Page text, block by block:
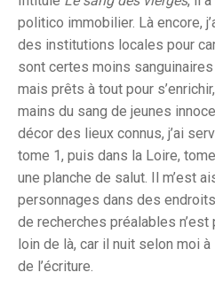
politico immobilier. Là encore,
des institutions locales pour
sont certes moins
mais prêts à tout pour
mains du sang de jeunes
décor des lieux connus, j’ai
tome 1, puis dans la Loire,
une planche de salut. Il m’est
personnages dans des
de recherches préalables
loin de là, car il nuit selon moi
de l’écriture.